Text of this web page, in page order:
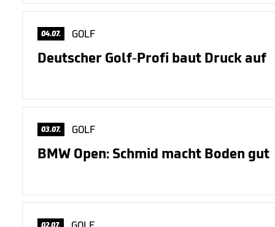
04.07. GOLF
Deutscher Golf-Profi baut Druck auf
03.07. GOLF
BMW Open: Schmid macht Boden gut
02.07.